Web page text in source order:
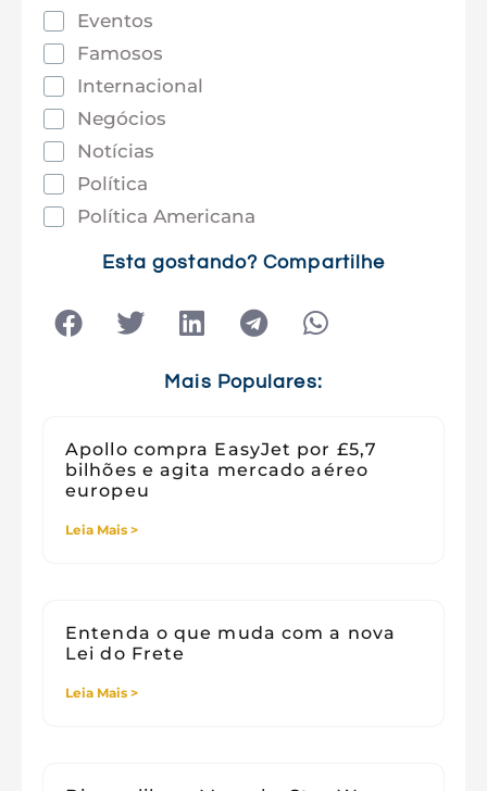
Eventos
Famosos
Internacional
Negócios
Notícias
Política
Política Americana
Tecnologia
Esta gostando? Compartilhe
Mais Populares:
Apollo compra EasyJet por £5,7
bilhões e agita mercado aéreo
europeu
Leia Mais >
Entenda o que muda com a nova
Lei do Frete
Leia Mais >